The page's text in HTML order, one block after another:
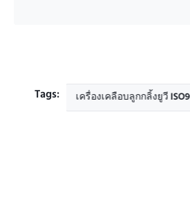
Tags:
เครื่องเคลือบลูกกลิ้งยูวี ISO9001